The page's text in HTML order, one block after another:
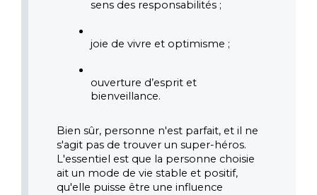
sens des responsabilités ;
joie de vivre et optimisme ;
ouverture d’esprit et
bienveillance.
Bien sûr, personne n'est parfait, et il ne
s'agit pas de trouver un super-héros.
L'essentiel est que la personne choisie
ait un mode de vie stable et positif,
qu'elle puisse être une influence